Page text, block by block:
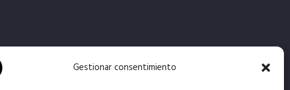
Gestionar consentimiento